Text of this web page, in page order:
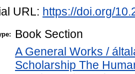
URL: https://doi.org/
Book Section
A General Works /
Scholarship The